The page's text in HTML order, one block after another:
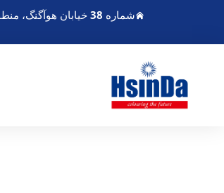
شماره 38 خیابان هوآگنگ، منطقه جنوبی بندر صنعتی مدرن چندو، پی‌سیان چندو سیچوان چین